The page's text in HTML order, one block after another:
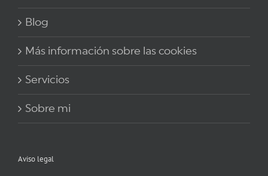
Blog
Más información sobre las cookies
Servicios
Sobre mi
Aviso legal